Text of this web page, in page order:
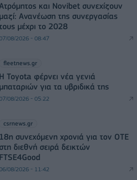
και Novibet συνεχίζουν
μαζί: Ανανέωση της συνεργασίας
μέχρι το 2028
08/2026 - 08:47
fleetnews.gr
Η Toyota φέρνει νέα γενιά
μπαταριών για τα υβριδικά της
08/2026 - 05:22
csrnews.gr
18η συνεχόμενη χρονιά για τον ΟΤΕ
στη διεθνή σειρά δεικτών
FTSE4Good
08/2026 - 11:42